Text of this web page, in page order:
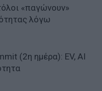
«παγώνουν»
λόγω
(2η ημέρα): EV, AI